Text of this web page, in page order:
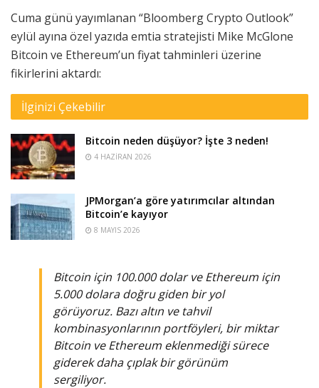
Cuma günü yayımlanan “Bloomberg Crypto Outlook”
eylül ayına özel yazıda emtia stratejisti Mike McGlone
Bitcoin ve Ethereum’un fiyat tahminleri üzerine
fikirlerini aktardı:
İlginizi Çekebilir
Bitcoin neden düşüyor? İşte 3 neden!
4 HAZIRAN 2026
JPMorgan’a göre yatırımcılar altından
Bitcoin’e kayıyor
8 MAYIS 2026
Bitcoin için 100.000 dolar ve Ethereum için
5.000 dolara doğru giden bir yol
görüyoruz. Bazı altın ve tahvil
kombinasyonlarının portföyleri, bir miktar
Bitcoin ve Ethereum eklenmediği sürece
giderek daha çıplak bir görünüm
sergiliyor.